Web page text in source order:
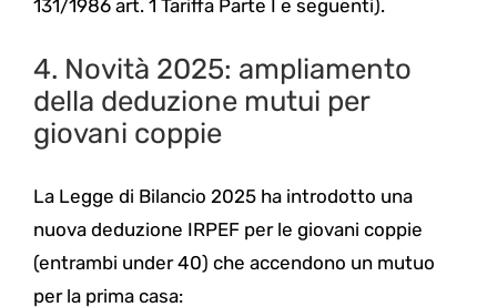
131/1986 art. 1 Tariffa Parte I e seguenti).
4. Novità 2025: ampliamento
della deduzione mutui per
giovani coppie
La Legge di Bilancio 2025 ha introdotto una
nuova deduzione IRPEF per le giovani coppie
(entrambi under 40) che accendono un mutuo
per la prima casa: